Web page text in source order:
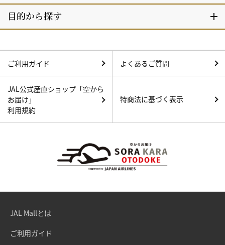
ご利用ガイド よくあるご質問
JAL公式産直ショップ「空から
お届け」
利用規約
特商法に基づく表示
JAL Mallとは
ご利用ガイド